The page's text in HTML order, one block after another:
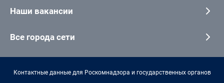
Наши вакансии
Все города сети
Контактные данные для Роскомнадзора и государственных органов